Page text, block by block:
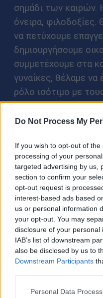
Do Not Process My
If you wish to opt-out of
processing of your
targeted advertising by us,
section to confirm your
opt-out request is
interest-based ads based
us or personal information
your opt-out. You may
disclosure of your
IAB’s list of downstream
also be disclosed by us to
Downstream Participants
Please note that this
Personal Data
σημάδι των καιρών.
όνειρα,
να πετύχουμε
δημιουργήσουμε
συμμετέχουμε στα
γυναίκες, θέλαμε
ρόλο ισότιμο με
έντονα οράματα.
αντικατασταθεί
τους έχει κάνει πιο
Τι άλλαξε από τη
χάθηκε αυτό το
Όταν γέννησα τον
μ' εντυπωσίασε το
το τηλεκοντρόλ
Αυτή η νέα
φυσικό, λες και το
Εμείς, αντίθετα,
έχουμε σχέση με